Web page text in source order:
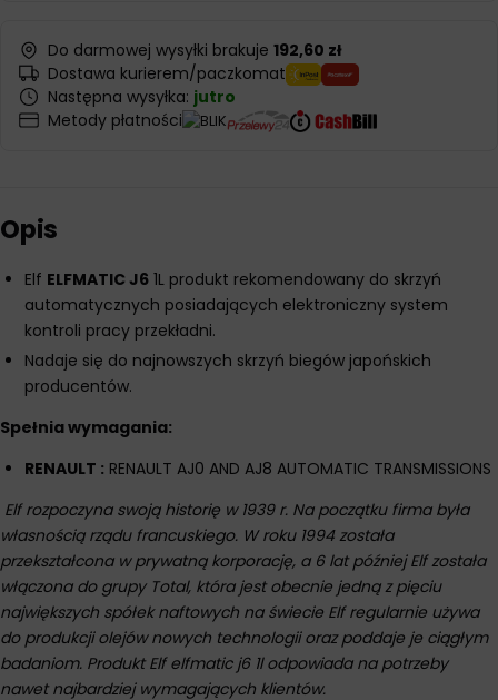
Do darmowej wysyłki brakuje 192,60 zł
Dostawa kurierem/paczkomat
Następna wysyłka: jutro
Metody płatności
Opis
Elf ELFMATIC J6 1L produkt rekomendowany do skrzyń
automatycznych posiadających elektroniczny system
kontroli pracy przekładni.
Nadaje się do najnowszych skrzyń biegów japońskich
producentów.
Spełnia wymagania:
RENAULT : RENAULT AJ0 AND AJ8 AUTOMATIC TRANSMISSIONS
Elf rozpoczyna swoją historię w 1939 r. Na początku firma była
własnością rządu francuskiego. W roku 1994 została
przekształcona w prywatną korporację, a 6 lat później Elf została
włączona do grupy Total, która jest obecnie jedną z pięciu
największych spółek naftowych na świecie Elf regularnie używa
do produkcji olejów nowych technologii oraz poddaje je ciągłym
badaniom. Produkt Elf elfmatic j6 1l odpowiada na potrzeby
nawet najbardziej wymagających klientów.